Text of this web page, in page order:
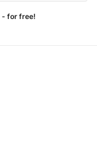
- for free!